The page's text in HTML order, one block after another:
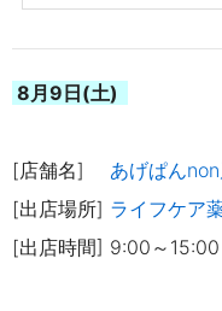
8月9 日(土)
[店舗名] あげぱん
[出店場所] ライフケア
[出店時間] 9:00～15:00